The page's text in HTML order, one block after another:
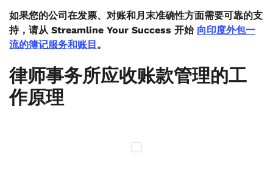
如果您的公司在发票、对账和月末准确性方面需要可靠的支
持，请从 Streamline Your Success 开始 向印度外包一
流的簿记服务和账目。
律师事务所应收账款管理的工
作原理